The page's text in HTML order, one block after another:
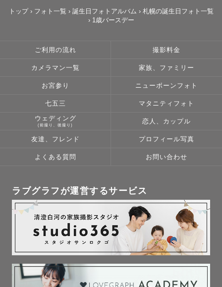
お子さまが元気いっぱいでも、人見知りでも大丈夫。
まるで友達のようにリラックスできる空気をつくりなが
✎ 撮影に込める想い
☾ 撮影するのは“ただの写真”ではありません。
笑顔も涙も、その瞬間の温度や空気ごと切り取り、未来に
ごせる空気づくり。
「初めての出張撮影で不安…」
「子供が人見知りで大丈夫かな？」
そんな声もよくいただきますが、遊びながら自然な笑顔を
引き出すのが得意です𓅯
また、北海道ボールパークFビレッジ（エスコンフィール
ド）での撮影も多数経験しています。
トップ› フォト一覧 › 誕生日フォトアルバム › 札幌の誕生日フォト一覧
› 1歳バースデー
ご利用の流れ 撮影料金
カメラマン一覧 家族、ファミリー
お宮参り ニューボーンフォト
七五三 マタニティフォト
ウェディング
(前撮り、後撮り)
恋人、カップル
友達、フレンド プロフィール写真
よくある質問 お問い合わせ
ラブグラフが運営するサービス